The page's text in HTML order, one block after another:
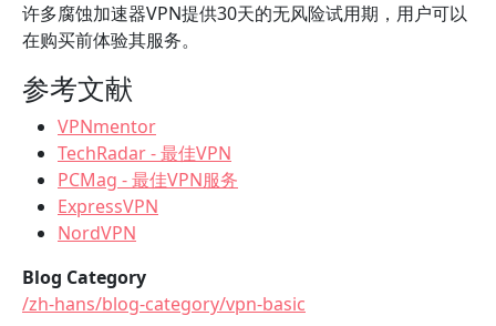
许多腐蚀加速器VPN提供30天的无风险试用期，用户可以
在购买前体验其服务。
参考文献
VPNmentor
TechRadar - 最佳VPN
PCMag - 最佳VPN服务
ExpressVPN
NordVPN
Blog Category
/zh-hans/blog-category/vpn-basic